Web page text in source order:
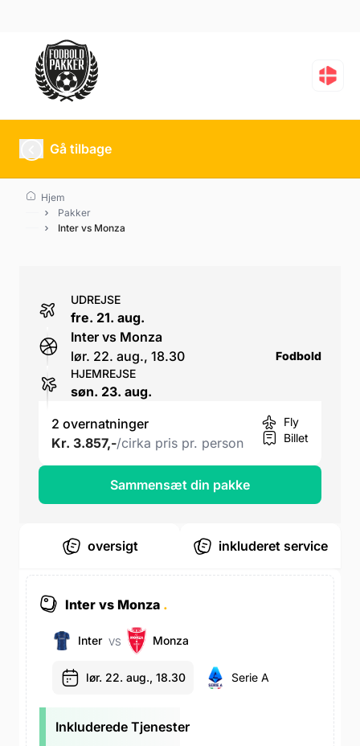
Inter vs Monza
Gå tilbage
Hjem
Pakker
Inter vs Monza
oversigt inkluderet service
Inter vs Monza .
Inter VS Monza
lør. 22. aug., 18.30 Serie A
Inkluderede Tjenester
UDREJSE
fre. 21. aug.
Inter vs Monza
lør. 22. aug., 18.30
Fodbold
HJEMREJSE
søn. 23. aug.
2 overnatninger
Kr. 3.857,-/cirka pris pr. person
Fly
Billet
Sammensæt din pakke